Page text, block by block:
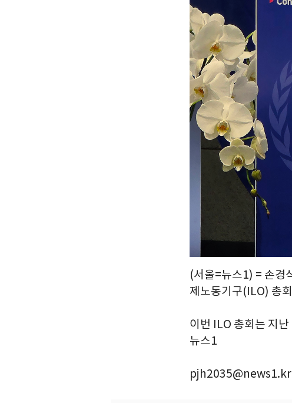
(서울=뉴스1) = 손경
제노동기구(ILO) 총
이번 ILO 총회는 지
뉴스1
pjh2035@news1.kr